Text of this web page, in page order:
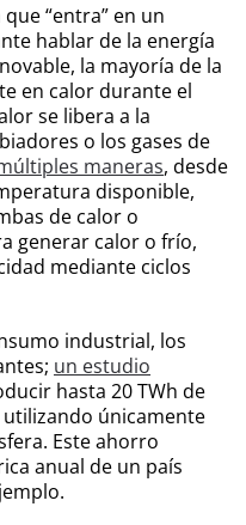
“entra” en un
hablar de la energía
la mayoría de la
en calor durante el
se libera a la
o los gases de
maneras, desde
disponible,
de calor o
generar calor o frío,
mediante ciclos
industrial, los
un estudio
hasta 20 TWh de
utilizando únicamente
Este ahorro
anual de un país